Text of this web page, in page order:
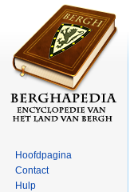
Hoofdpagina
Contact
Hulp